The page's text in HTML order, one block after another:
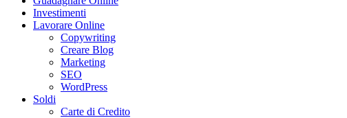
Investimenti
Lavorare Online
Copywriting
Creare Blog
Marketing
SEO
WordPress
Soldi
Carte di Credito